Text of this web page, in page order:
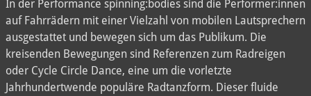
In der Performance spinning:bodies sind die Performer:innen
auf Fahrrädern mit einer Vielzahl von mobilen Lautsprechern
ausgestattet und bewegen sich um das Publikum. Die
kreisenden Bewegungen sind Referenzen zum Radreigen
oder Cycle Circle Dance, eine um die vorletzte
Jahrhundertwende populäre Radtanzform. Dieser fluide